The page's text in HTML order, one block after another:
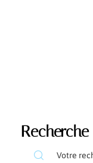
Recherche